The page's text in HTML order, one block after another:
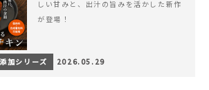
しい甘みと、出汁の旨みを活かした新作
が登場！
加シリーズ 2026.05.29